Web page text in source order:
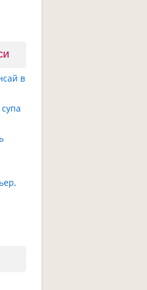
в